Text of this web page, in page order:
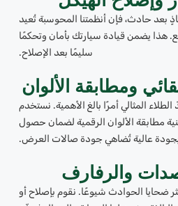
بعد حادث، فإن أنظمتنا المحوسبة تُعيد
هذا يضمن قيادة سيارتك بأمان وتحكمًا
سليمًا بعد الإصلاح.
ومطابقة الألوان
المثالي أمرًا بالغ الأهمية. نستخدم
مطابقة الألوان الرقمية لضمان حصول
عالية تُضاهي جودة صالات العرض.
والرفارف
ضحايا الحوادث شيوعًا. نقوم بإصلاح أو